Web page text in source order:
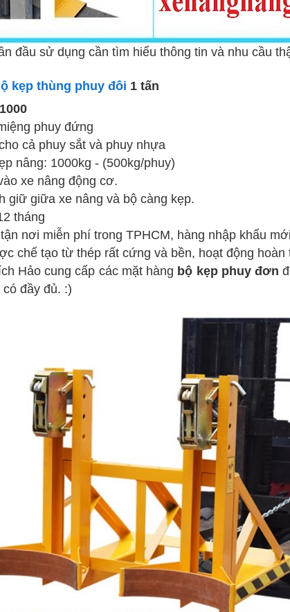
đầu sử dụng cần tìm hiểu thông tin và nhu cầu
kẹp thùng phuy đôi 1 tấn
phuy đứng
cả phuy sắt và phuy nhựa
nâng: 1000kg - (500kg/phuy)
xe nâng động cơ.
giữ giữa xe nâng và bộ càng kẹp.
tháng
nơi miễn phí trong TPHCM, hàng nhập khẩu
chế tạo từ thép rất cứng và bền, hoạt động
Hảo cung cấp các mặt hàng bộ kẹp phuy đơn
đầy đủ. :)